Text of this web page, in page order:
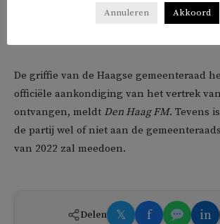
wapenbezit, wietverkoop en schending
De griffie van de Haagse gemeenteraad
officiële aankondiging van het vertrek
ontvangen, meldt Den Haag FM. Tevens
de partij wel of niet aan de
van 2022 zal meedoen.
Delen 𝕏 f in
Annuleren Akkoord